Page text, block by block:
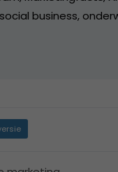
social business,